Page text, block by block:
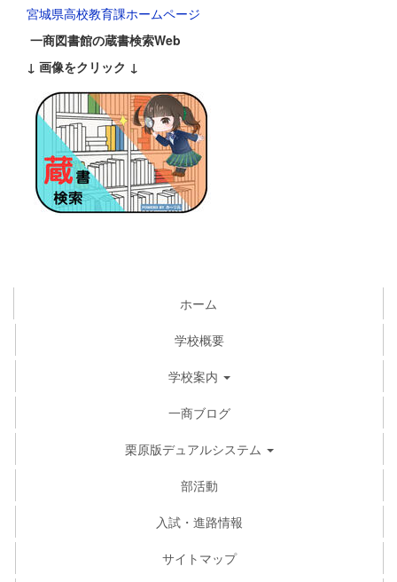
宮城県高校教育課ホームページ
一商図書館の蔵書検索Web
↓ 画像をクリック ↓
ホーム
学校概要
学校案内
一商ブログ
栗原版デュアルシステム
部活動
入試・進路情報
サイトマップ